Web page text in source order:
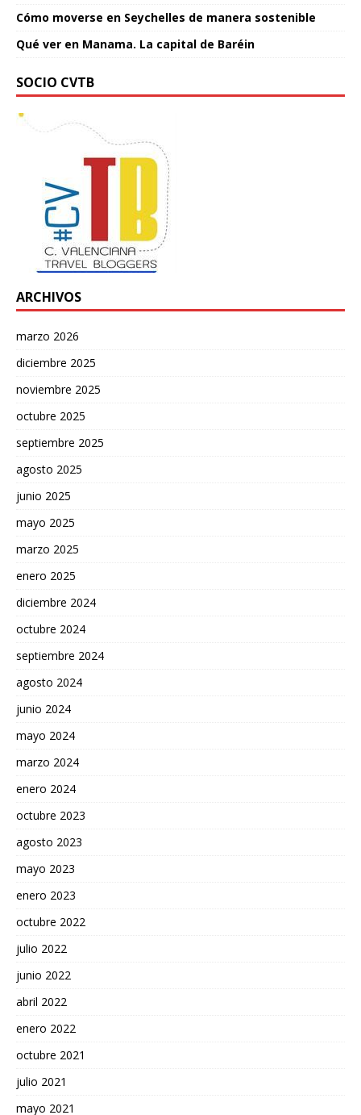
Cómo moverse en Seychelles de manera sostenible
Qué ver en Manama. La capital de Baréin
SOCIO CVTB
ARCHIVOS
marzo 2026
diciembre 2025
noviembre 2025
octubre 2025
septiembre 2025
agosto 2025
junio 2025
mayo 2025
marzo 2025
enero 2025
diciembre 2024
octubre 2024
septiembre 2024
agosto 2024
junio 2024
mayo 2024
marzo 2024
enero 2024
octubre 2023
agosto 2023
mayo 2023
enero 2023
octubre 2022
julio 2022
junio 2022
abril 2022
enero 2022
octubre 2021
julio 2021
mayo 2021